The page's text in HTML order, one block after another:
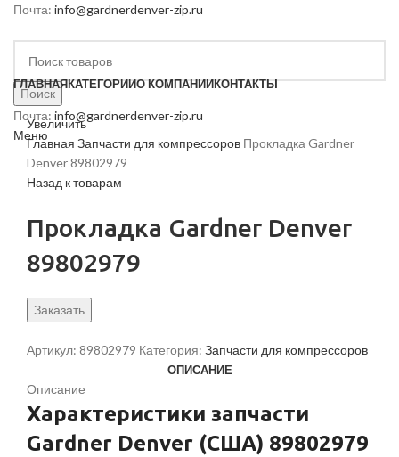
Почта: info@gardnerdenver-zip.ru
Поиск
Почта: info@gardnerdenver-zip.ru
Меню
ГЛАВНАЯКАТЕГОРИИО КОМПАНИИКОНТАКТЫ
Увеличить
Главная Запчасти для компрессоров Прокладка Gardner
Denver 89802979
Назад к товарам
Прокладка Gardner Denver
89802979
Заказать
Артикул: 89802979 Категория: Запчасти для компрессоров
ОПИСАНИЕ
Описание
Характеристики запчасти
Gardner Denver (США) 89802979